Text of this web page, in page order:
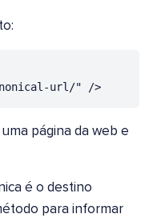
url/" />
página da web e
é o destino
para informar